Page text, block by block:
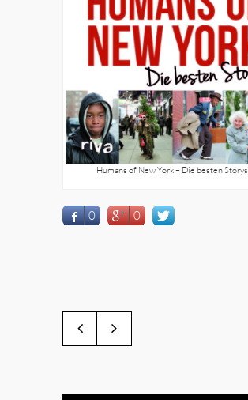
Humans of New York – Die besten Storys
0 0